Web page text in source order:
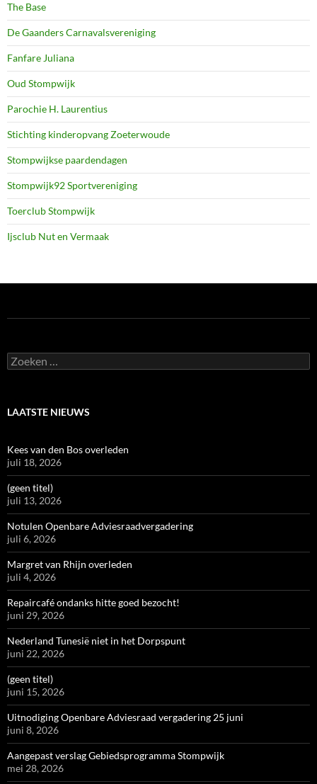
The Base
De Gaanders Carnavalsvereniging
Fanfare Juliana
Oud Stompwijk
Parochie H. Laurentius
Stichting kinderopvang Zoeterwoude
Stompwijkse paardendagen
Stompwijk92 Sportvereniging
Toerclub Stompwijk
Ijsclub Nut en Vermaak
Zoeken
naar:
LAATSTE NIEUWS
Kees van den Bos overleden
juli 18, 2026
(geen titel)
juli 13, 2026
Notulen Openbare Adviesraadvergadering
juli 6, 2026
Margret van Rhijn overleden
juli 4, 2026
Repaircafé ondanks hitte goed bezocht!
juni 29, 2026
Nederland Tunesië niet in het Dorpspunt
juni 22, 2026
(geen titel)
juni 15, 2026
Uitnodiging Openbare Adviesraad vergadering 25 juni
juni 8, 2026
Aangepast verslag Gebiedsprogramma Stompwijk
mei 28, 2026